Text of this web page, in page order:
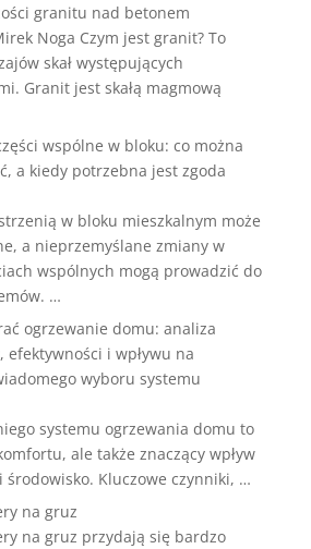
granitu nad betonem
Noga Czym jest granit? To
skał występujących
Granit jest skałą magmową
wspólne w bloku: co można
a kiedy potrzebna jest zgoda
w bloku mieszkalnym może
a nieprzemyślane zmiany w
wspólnych mogą prowadzić do
…
ogrzewanie domu: analiza
efektywności i wpływu na
wyboru systemu
systemu ogrzewania domu to
ale także znaczący wpływ
środowisko. Kluczowe czynniki, …
na gruz
na gruz przydają się bardzo